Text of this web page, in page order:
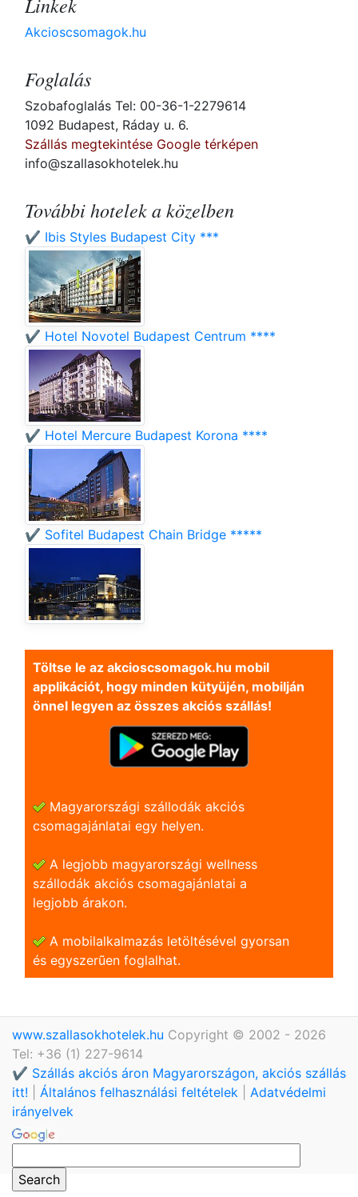
Akcioscsomagok.hu
Foglalás
Szobafoglalás Tel: 00-36-1-2279614
1092 Budapest, Ráday u. 6.
Szállás megtekintése Google térképen
info@szallasokhotelek.hu
További hotelek a közelben
✔️ Ibis Styles Budapest City ***
✔️ Hotel Novotel Budapest Centrum ****
✔️ Hotel Mercure Budapest Korona ****
✔️ Sofitel Budapest Chain Bridge *****
Töltse le az akcioscsomagok.hu mobil
applikációt, hogy minden kütyüjén, mobilján
önnel legyen az összes akciós szállás!
Magyarországi szállodák akciós
csomagajánlatai egy helyen.
A legjobb magyarországi wellness
szállodák akciós csomagajánlatai a
legjobb árakon.
A mobilalkalmazás letöltésével gyorsan
és egyszerũen foglalhat.
www.szallasokhotelek.hu Copyright © 2002 - 2026
Tel: +36 (1) 227-9614
✔️ Szállás akciós áron Magyarországon, akciós szállás
itt!
Általános felhasználási feltételek
Adatvédelmi
irányelvek